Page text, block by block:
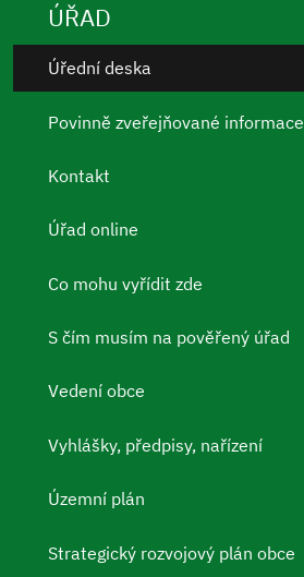
ÚŘAD
Úřední deska
Povinně zveřejňované informace
Kontakt
Úřad online
Co mohu vyřídit zde
S čím musím na pověřený úřad
Vedení obce
Vyhlášky, předpisy, nařízení
Územní plán
Strategický rozvojový plán obce